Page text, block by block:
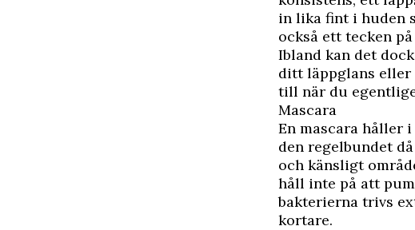
in lika fint i huden
också ett tecken
Ibland kan det
ditt läppglans
till när du
Mascara
En mascara håller
den regelbundet
och känsligt
håll inte på att
bakterierna trivs
kortare.